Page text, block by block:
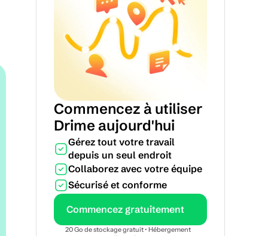
Commencez à utiliser
Drime aujourd'hui
Gérez tout votre travail
depuis un seul endroit
Collaborez avec votre équipe
Sécurisé et conforme
Commencez gratuitement
20 Go de stockage gratuit • Hébergement